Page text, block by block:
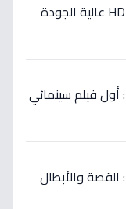
أجمل صور توم وجيري HD عالية الجودة
فيلم توم وجيري 1992: أول فيلم سينمائي
فيلم توم وجيري 2021: القصة والأبطال